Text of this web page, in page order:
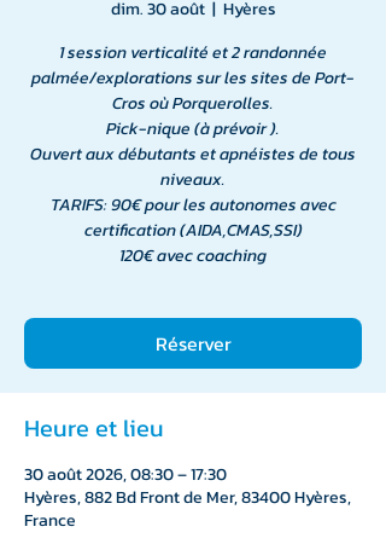
dim. 30 août
  |
Hyères
1 session verticalité et 2 randonnée
palmée/explorations sur les sites de Port-
Cros où Porquerolles.
Pick-nique (à prévoir ).
Ouvert aux débutants et apnéistes de tous
niveaux.
TARIFS: 90€ pour les autonomes avec
certification (AIDA,CMAS,SSI)
120€ avec coaching
Réserver
Heure et lieu
30 août 2026, 08:30 – 17:30
Hyères, 882 Bd Front de Mer, 83400 Hyères,
France